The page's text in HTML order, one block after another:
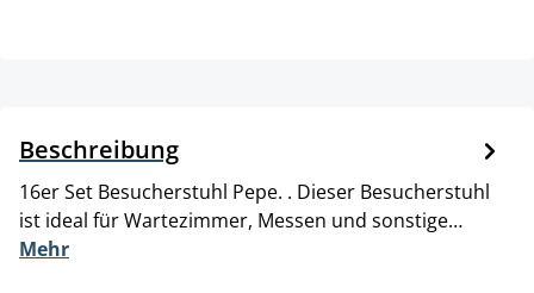
Beschreibung
16er Set Besucherstuhl Pepe. . Dieser Besucherstuhl
ist ideal für Wartezimmer, Messen und sonstige…
Mehr